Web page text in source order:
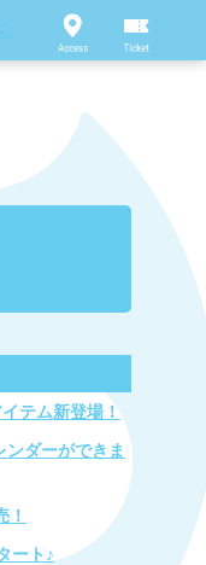
テム新登場！
ンダーができま
！
ート♪